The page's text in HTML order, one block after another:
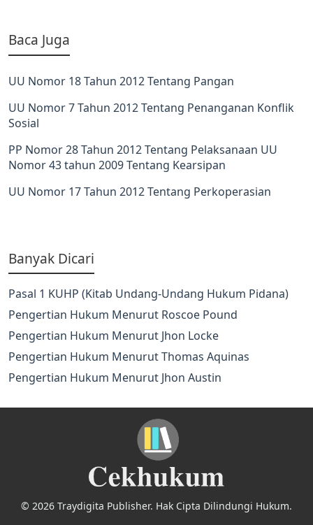
Baca Juga
UU Nomor 18 Tahun 2012 Tentang Pangan
UU Nomor 7 Tahun 2012 Tentang Penanganan Konflik
Sosial
PP Nomor 28 Tahun 2012 Tentang Pelaksanaan UU
Nomor 43 tahun 2009 Tentang Kearsipan
UU Nomor 17 Tahun 2012 Tentang Perkoperasian
Banyak Dicari
Pasal 1 KUHP (Kitab Undang-Undang Hukum Pidana)
Pengertian Hukum Menurut Roscoe Pound
Pengertian Hukum Menurut Jhon Locke
Pengertian Hukum Menurut Thomas Aquinas
Pengertian Hukum Menurut Jhon Austin
© 2026 Traydigita Publisher. Hak Cipta Dilindungi Hukum.